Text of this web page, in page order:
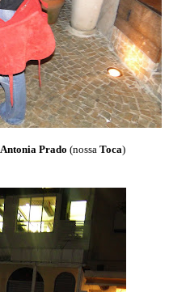
Antonia Prado (nossa Toca)